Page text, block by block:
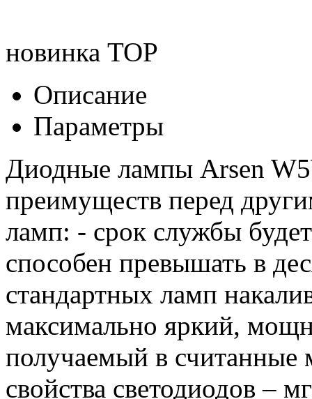
новинка TOP
Описание
Параметры
Диодные лампы Arsen
преимуществ перед
ламп: - срок службы
способен превышать в
стандартных ламп
максимально яркий,
получаемый в считанные
свойства светодиодов –